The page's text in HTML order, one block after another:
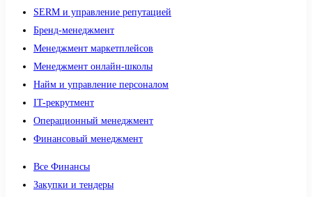
SERM и управление репутацией
Бренд-менеджмент
Менеджмент маркетплейсов
Менеджмент онлайн-школы
Найм и управление персоналом
IT-рекрутмент
Операционный менеджмент
Финансовый менеджмент
Все Финансы
Закупки и тендеры